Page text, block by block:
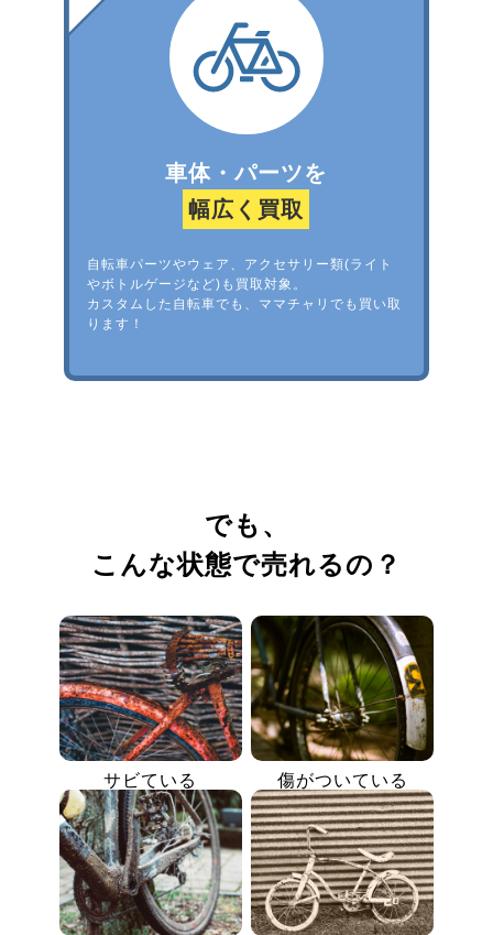
車体・パーツを
幅広く買取
自転車パーツやウェア、アクセサリー類(ライト
やボトルゲージなど)も買取対象。
カスタムした自転車でも、ママチャリでも買い取
ります！
でも、
こんな状態で売れるの？
サビている 傷がついている